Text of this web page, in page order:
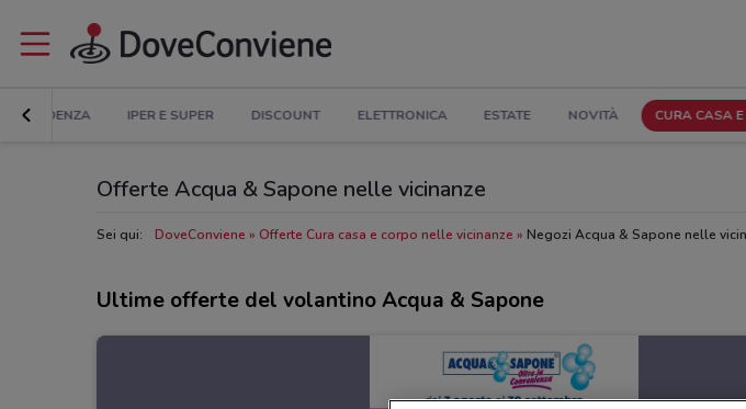
IN EVIDENZA IPER E SUPER DISCOUNT ELETTRONICA ESTATE NOVITÀ CURA CASA
Offerte Acqua & Sapone nelle vicinanze
Sei qui: DoveConviene Offerte Cura casa e corpo nelle vicinanze Negozi Acqua & Sapone nelle
Ultime offerte del volantino Acqua & Sapone